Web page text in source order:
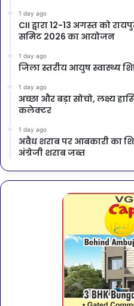
1 day ago
CII द्वारा 12-13 अगस्त को
समिट 2026 का आयोजन
1 day ago
जिला स्तरीय आयुष स्वास्थ्य
1 day ago
अच्छा और बड़ा सोचो, लक्ष्य
कलेक्टर
1 day ago
अवैध शराब पर आबकारी का
अंग्रेजी शराब जब्त